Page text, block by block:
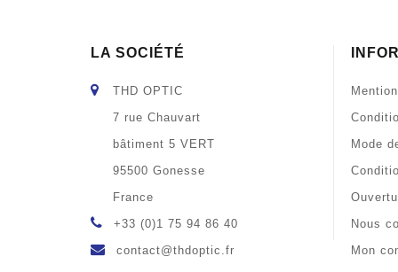
LA SOCIÉTÉ
THD OPTIC
7 rue Chauvart
bâtiment 5 VERT
95500 Gonesse
France
+33 (0)1 75 94 86 40
contact@thdoptic.fr
Mode
Nous
Mon